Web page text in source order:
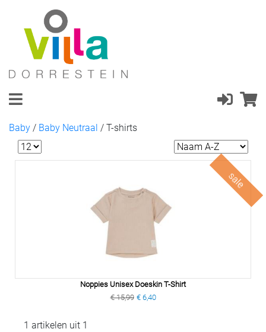
Baby / Baby Neutraal / T-shirts
sale
Noppies Unisex Doeskin T-Shirt
€ 15,99 € 6,40
1 artikelen uit 1